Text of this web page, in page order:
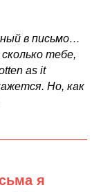
в письмо…
тебе,
as it
Но, как
я